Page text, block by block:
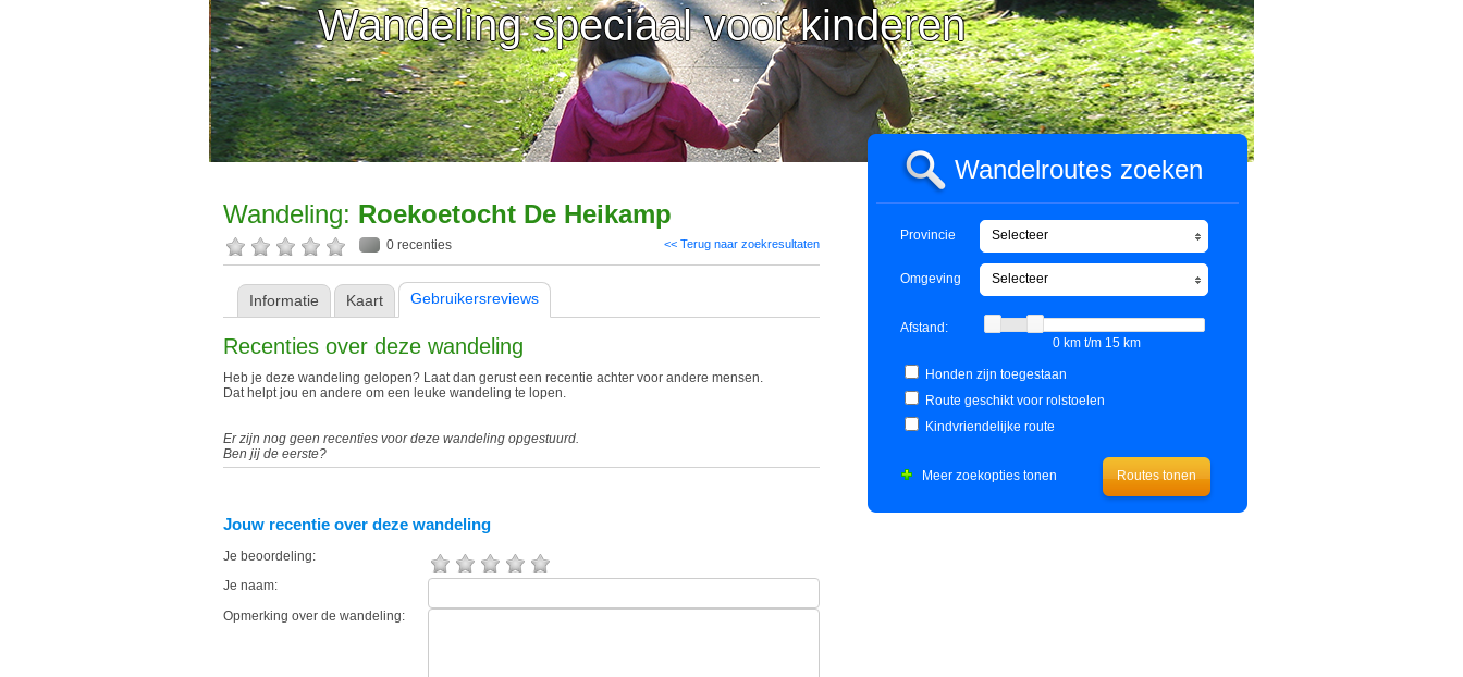
Wandeling speciaal voor kinderen
Wandeling: Roekoetocht De Heikamp
0 recenties << Terug naar zoekresultaten
Informatie Kaart Gebruikersreviews
Recenties over deze wandeling
Heb je deze wandeling gelopen? Laat dan gerust een recentie achter voor andere mensen.
Dat helpt jou en andere om een leuke wandeling te lopen.
Er zijn nog geen recenties voor deze wandeling opgestuurd.
Ben jij de eerste?
Jouw recentie over deze wandeling
Je beoordeling:
Je naam:
Opmerking over de wandeling:
Wandelroutes zoeken
Provincie Selecteer
Omgeving Selecteer
Afstand:
0 km t/m 15 km
Honden zijn toegestaan
Route geschikt voor rolstoelen
Kindvriendelijke route
Meer zoekopties tonen Routes tonen